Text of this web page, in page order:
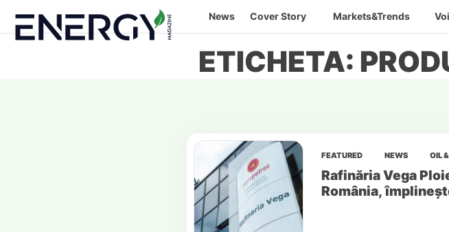
content
News Cover Story Markets&Trends
ETICHETA:
FEATURED NEWS OIL
Rafinăria Vega
România,